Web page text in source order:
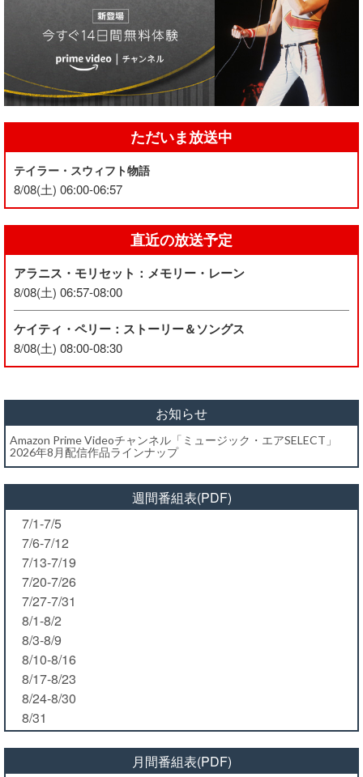
ただいま放送中
テイラー・スウィフト物語
8/08(土) 06:00-06:57
直近の放送予定
アラニス・モリセット：メモリー・レーン
8/08(土) 06:57-08:00
ケイティ・ペリー：ストーリー＆ソングス
8/08(土) 08:00-08:30
お知らせ
Amazon Prime Videoチャンネル「ミュージック・エアSELECT」
2026年8月配信作品ラインナップ
週間番組表(PDF)
7/1-7/5
7/6-7/12
7/13-7/19
7/20-7/26
7/27-7/31
8/1-8/2
8/3-8/9
8/10-8/16
8/17-8/23
8/24-8/30
8/31
月間番組表(PDF)